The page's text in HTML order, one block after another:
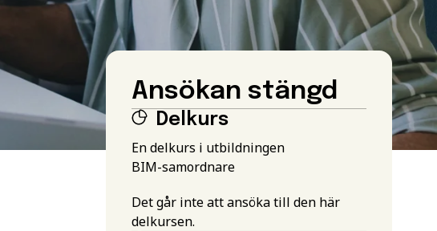
Ansökan stängd
Delkurs
En delkurs i utbildningen
BIM-samordnare
Det går inte att ansöka till den här
delkursen.